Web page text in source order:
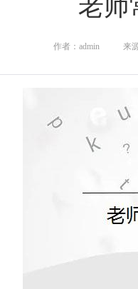
老师
作者：admin 来